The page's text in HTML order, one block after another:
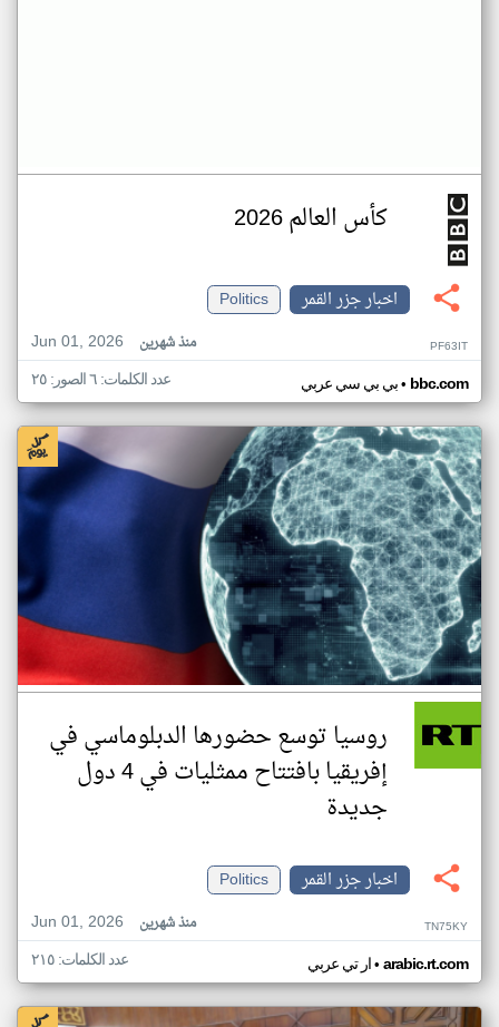
كأس العالم 2026
اخبار جزر القمر
Politics
Jun 01, 2026
منذ شهرين PF63IT
بي بي سي عربي• bbc.com عدد الكلمات: ٦ الصور: ٢٥
روسيا توسع حضورها الدبلوماسي في
إفريقيا بافتتاح ممثليات في 4 دول
جديدة
اخبار جزر القمر
Politics
Jun 01, 2026
منذ شهرين TN75KY
ار تي عربي• arabic.rt.com عدد الكلمات: ٢١٥